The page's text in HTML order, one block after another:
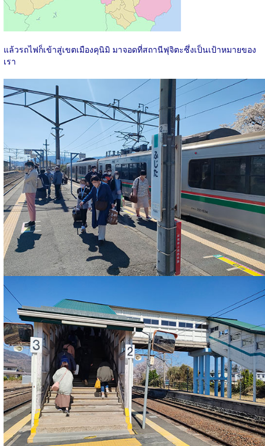
แล้วรถไฟก็เข้าสู่เขตเมืองคุนิมิ มาจอดที่สถานีฟุจิตะซึ่งเป็นเป้าหมายของ
เรา